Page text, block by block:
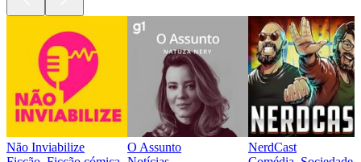
Não Inviabilize
O Assunto
NerdCast